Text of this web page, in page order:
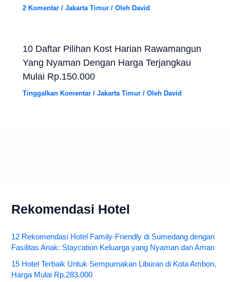
2 Komentar /Jakarta Timur / Oleh David
10 Daftar Pilihan Kost Harian Rawamangun
Yang Nyaman Dengan Harga Terjangkau
Mulai Rp.150.000
Tinggalkan Komentar /Jakarta Timur / Oleh David
Rekomendasi Hotel
12 Rekomendasi Hotel Family-Friendly di Sumedang dengan
Fasilitas Anak: Staycation Keluarga yang Nyaman dan Aman
15 Hotel Terbaik Untuk Sempurnakan Liburan di Kota Ambon,
Harga Mulai Rp.283.000